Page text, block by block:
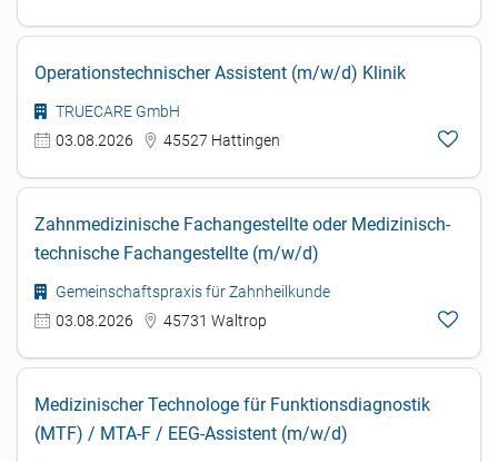
Operationstechnischer Assistent (m/w/d) Klinik
TRUECARE GmbH
03.08.2026
45527 Hattingen
Zahnmedizinische Fachangestellte oder Medizinisch-
technische Fachangestellte (m/w/d)
Gemeinschaftspraxis für Zahnheilkunde
03.08.2026
45731 Waltrop
Medizinischer Technologe für Funktionsdiagnostik
(MTF) / MTA-F / EEG-Assistent (m/w/d)